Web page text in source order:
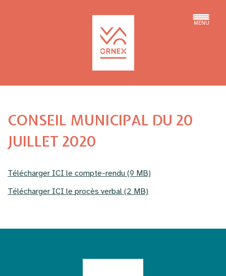
MENU
CONSEIL MUNICIPAL DU 20
JUILLET 2020
Télécharger ICI le compte-rendu (9 MB)
Télécharger ICI le procès verbal (2 MB)